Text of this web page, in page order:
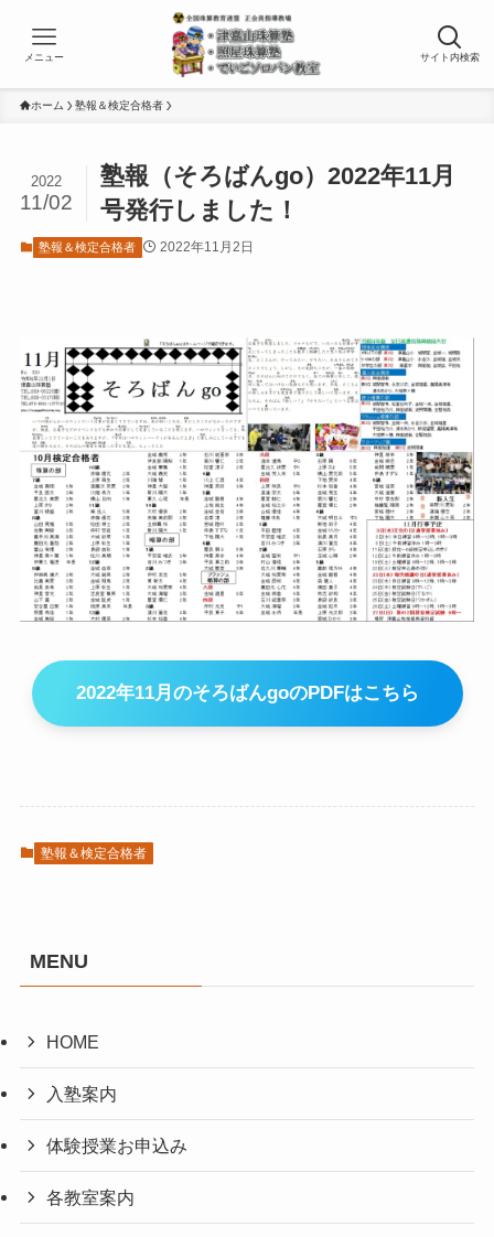
サイト内検索
メニュー
ホーム 塾報＆検定合格者
塾報（そろばんgo）2022年11月
号発行しました！
2022
11/02
塾報＆検定合格者 2022年11月2日
2022年11月のそろばんgoのPDFはこちら
塾報＆検定合格者
MENU
HOME
入塾案内
体験授業お申込み
各教室案内